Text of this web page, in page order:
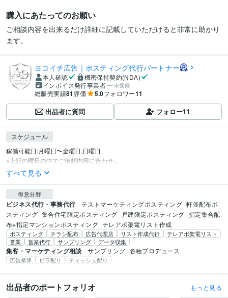
購入にあたってのお願い
ご相談内容を出来るだけ詳細に記載していただけると非常に助かり
ます。
ヨコイチ広告｜ポスティング代行パートナー
本人確認
機密保持契約(NDA)
インボイス発行事業者
未登録
総販売実績81評価 5.0フォロワー11
出品者に質問 フォロー11
スケジュール
稼働可能日:月曜日〜金曜日,日曜日
※上記の曜日の中でご依頼内容に合わせ...
すべて見る
得意分野
ビジネス代行・事務代行 テストマーケティングポスティング 軒並配布ポ
スティング 集合住宅限定ポスティング 戸建限定ポスティング 指定集合配
布※指定マンションポスティング テレアポ架電リスト作成
ポスティング チラシ配布 広告代理店 リスト作成代行
テレアポ架電リスト
営業
営業代行 サンプリング データ収集
集客・マーケティング相談 サンプリング 各種プロデュース
広告業界 ビラ配り ティッシュ配り
出品者のポートフォリオ もっと見る